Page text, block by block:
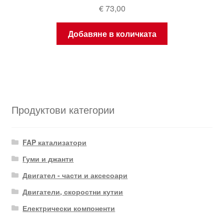
€73,00
Добавяне в количката
Продуктови категории
FAP катализатори
Гуми и джанти
Двигател - части и аксесоари
Двигатели, скоростни кутии
Електрически компоненти